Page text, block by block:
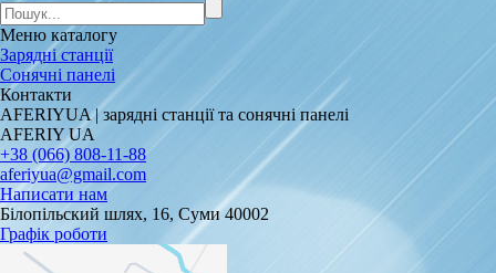
Меню каталогу
Зарядні станції
Сонячні панелі
Контакти
AFERIYUA | зарядні станції та сонячні панелі
AFERIY UA
+38 (066) 808-11-88
aferiyua@gmail.com
Написати нам
Білопільский шлях, 16, Суми 40002
Графік роботи